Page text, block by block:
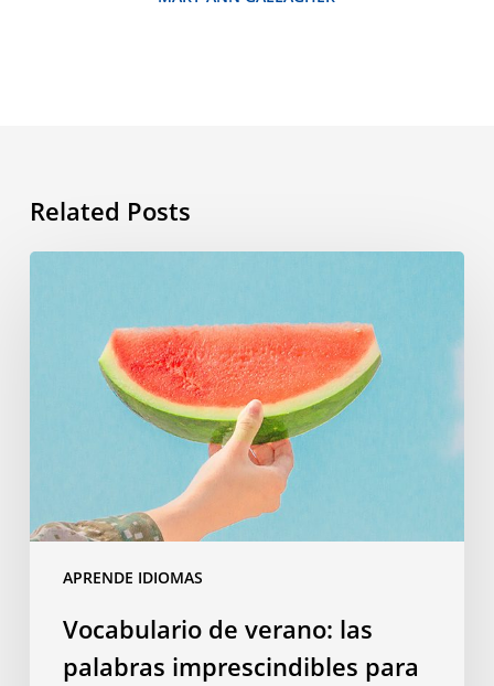
Related Posts
APRENDE IDIOMAS
imprescindibles
Vocabulario de verano: las
palabras imprescindibles para